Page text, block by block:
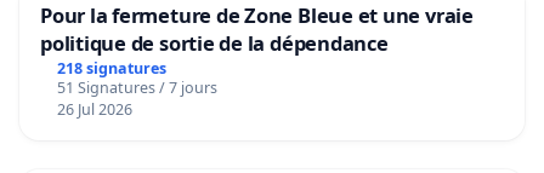
Pour la fermeture de Zone Bleue et une vraie
politique de sortie de la dépendance
218 signatures
51 Signatures / 7 jours
26 Jul 2026